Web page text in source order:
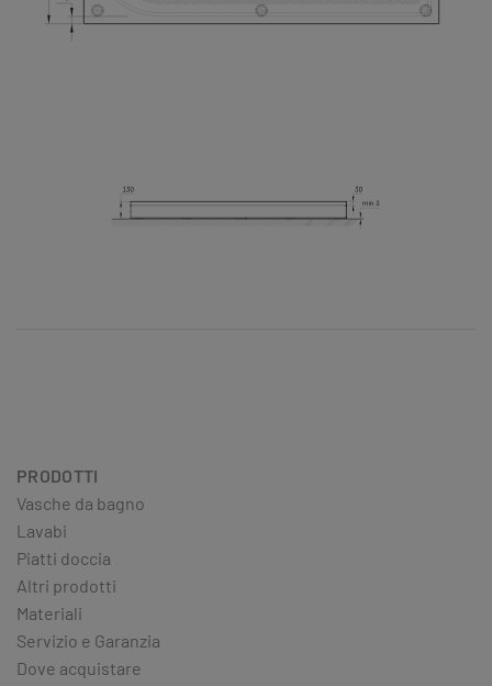
PRODOTTI
Vasche da bagno
Lavabi
Piatti doccia
Altri prodotti
Materiali
Servizio e Garanzia
Dove acquistare